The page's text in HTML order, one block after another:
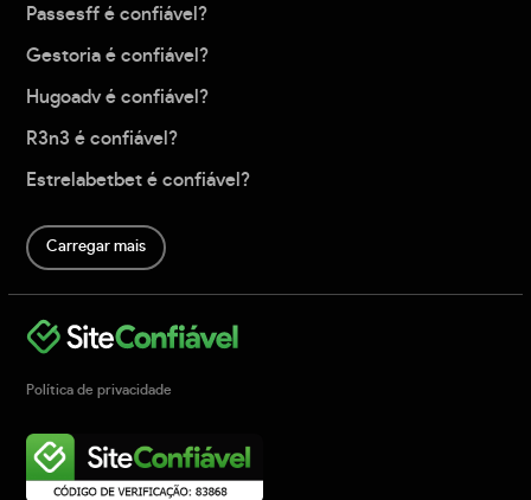
Passesff é confiável?
Gestoria é confiável?
Hugoadv é confiável?
R3n3 é confiável?
Estrelabetbet é confiável?
Carregar mais
Política de privacidade